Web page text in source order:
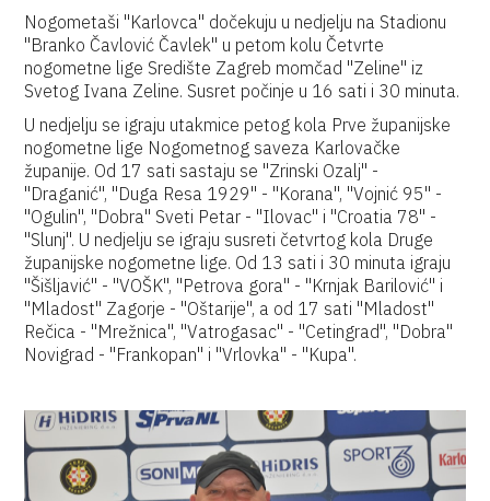
Nogometaši "Karlovca" dočekuju u nedjelju na Stadionu
"Branko Čavlović Čavlek" u petom kolu Četvrte
nogometne lige Središte Zagreb momčad "Zeline" iz
Svetog Ivana Zeline. Susret počinje u 16 sati i 30 minuta.
U nedjelju se igraju utakmice petog kola Prve županijske
nogometne lige Nogometnog saveza Karlovačke
županije. Od 17 sati sastaju se "Zrinski Ozalj" -
"Draganić", "Duga Resa 1929" - "Korana", "Vojnić 95" -
"Ogulin", "Dobra" Sveti Petar - "Ilovac" i "Croatia 78" -
"Slunj". U nedjelju se igraju susreti četvrtog kola Druge
županijske nogometne lige. Od 13 sati i 30 minuta igraju
"Šišljavić" - "VOŠK", "Petrova gora" - "Krnjak Barilović" i
"Mladost" Zagorje - "Oštarije", a od 17 sati "Mladost"
Rečica - "Mrežnica", "Vatrogasac" - "Cetingrad", "Dobra"
Novigrad - "Frankopan" i "Vrlovka" - "Kupa".